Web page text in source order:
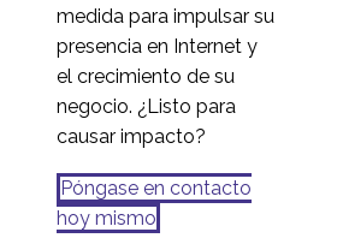
medida para impulsar su
presencia en Internet y
el crecimiento de su
negocio. ¿Listo para
causar impacto?
Póngase en contacto
hoy mismo